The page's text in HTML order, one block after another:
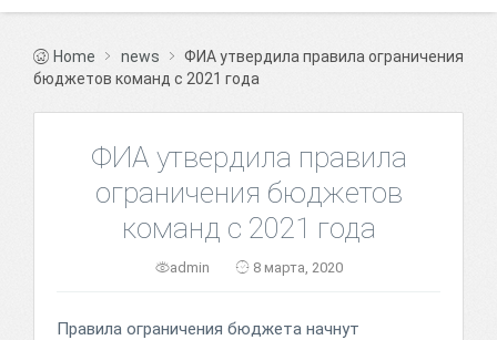
Home news
ФИА утвердила правила ограничения
бюджетов команд с 2021 года
ФИА утвердила правила
ограничения бюджетов
команд с 2021 года
admin 8 марта, 2020
Правила ограничения бюджета начнут